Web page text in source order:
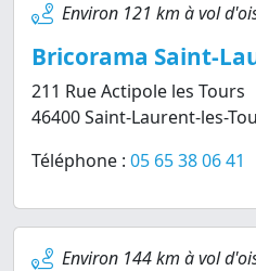
Environ 121 km à vol
Bricorama Saint-
211 Rue Actipole les Tours
46400 Saint-Laurent-les-
Téléphone : 05 65 38 06 41
Environ 144 km à vol